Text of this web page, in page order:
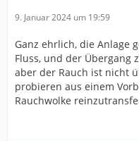
9. Januar 2024 um 19:59
Ganz ehrlich, die Anlage
Fluss, und der Übergang
aber der Rauch ist nicht
probieren aus einem
Rauchwolke